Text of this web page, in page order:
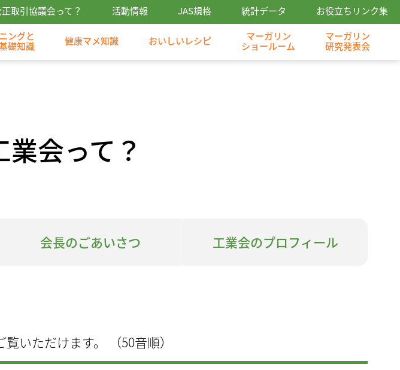
取引協議会って？ 活動情報 JAS規格 統計データ
お役立ちリンク集
ングと
礎知識
健康マメ知識 おいしいレシピ
マーガリン
ショールーム
マーガリン
研究発表会
会って？
会長のごあいさつ 工業会のプロフィール
いただけます。 （50音順）